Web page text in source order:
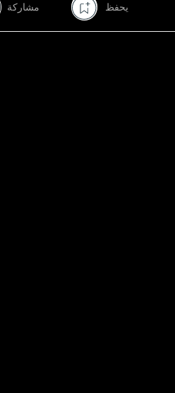
يحفظ مشاركة